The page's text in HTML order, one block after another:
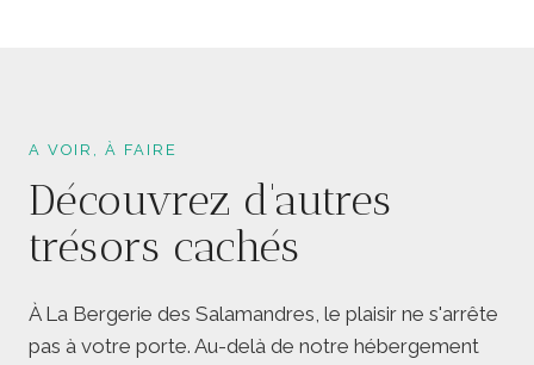
A VOIR, À FAIRE
Découvrez d'autres
trésors cachés
À La Bergerie des Salamandres, le plaisir ne s'arrête
pas à votre porte. Au-delà de notre hébergement